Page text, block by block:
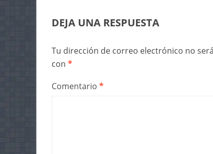
DEJA UNA RESPUESTA
Tu dirección de correo electrónico no
con *
Comentario *